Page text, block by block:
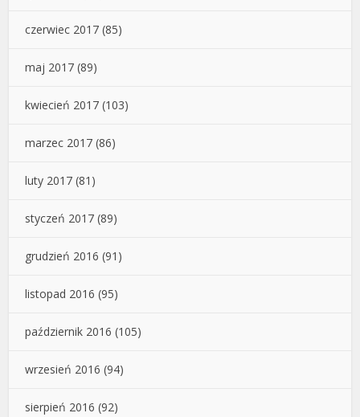
czerwiec 2017 (85)
maj 2017 (89)
kwiecień 2017 (103)
marzec 2017 (86)
luty 2017 (81)
styczeń 2017 (89)
grudzień 2016 (91)
listopad 2016 (95)
październik 2016 (105)
wrzesień 2016 (94)
sierpień 2016 (92)